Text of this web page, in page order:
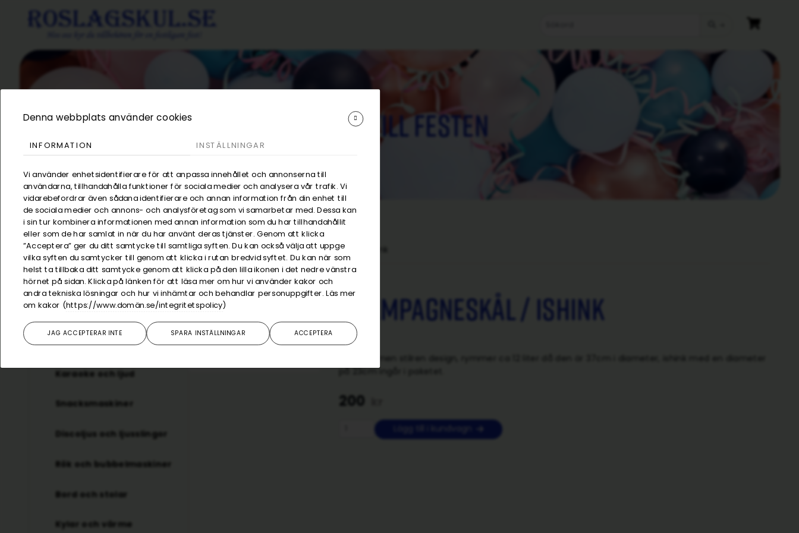
Hyra till festen
Kategorier
Visa alla produkter
Arkad och andra spel
Paketerbjudanden
Karaoke och ljud
Snacksmaskiner
Discoljus och ljusslingor
Rök och bubbelmaskiner
Bord och stolar
Kylar och värme
/Visa alla produkter /Champagneskål / ishink
Champagneskål / ishink
på 23cm ingår i paketet.
200
Denna webbplats använder cookies
INFORMATION INSTÄLLNINGAR
Vi använder enhetsidentifierare för att anpassa innehållet och annonserna till
användarna, tillhandahålla funktioner för sociala medier och analysera vår trafik. Vi
vidarebefordrar även sådana identifierare och annan information från din enhet till
de sociala medier och annons- och analysföretag som vi samarbetar med. Dessa kan
i sin tur kombinera informationen med annan information som du har tillhandahållit
eller som de har samlat in när du har använt deras tjänster. Genom att klicka
”Acceptera” ger du ditt samtycke till samtliga syften. Du kan också välja att uppge
vilka syften du samtycker till genom att klicka i rutan bredvid syftet. Du kan när som
helst ta tillbaka ditt samtycke genom att klicka på den lilla ikonen i det nedre vänstra
hörnet på sidan. Klicka på länken för att läsa mer om hur vi använder kakor och
andra tekniska lösningar och hur vi inhämtar och behandlar personuppgifter. Läs mer
om kakor (https://www.domän.se/integritetspolicy)
JAG ACCEPTERAR INTE SPARA INSTÄLLNINGAR ACCEPTERA